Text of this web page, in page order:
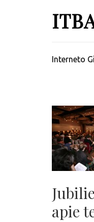
Interneto
apie